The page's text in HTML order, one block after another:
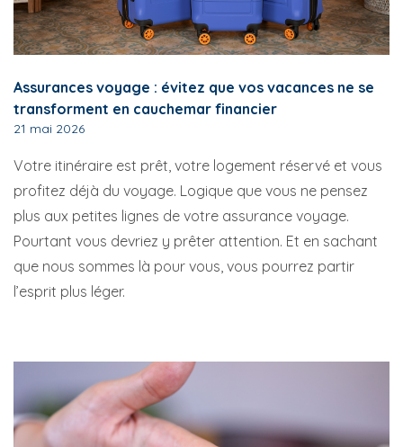
Assurances voyage : évitez que vos vacances ne se
transforment en cauchemar financier
21 mai 2026
Votre itinéraire est prêt, votre logement réservé et vous
profitez déjà du voyage. Logique que vous ne pensez
plus aux petites lignes de votre assurance voyage.
Pourtant vous devriez y prêter attention. Et en sachant
que nous sommes là pour vous, vous pourrez partir
l’esprit plus léger.